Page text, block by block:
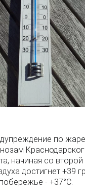
по
начиная со
достигнет +39
- +37°­С.